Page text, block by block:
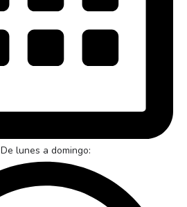
De lunes a domingo: